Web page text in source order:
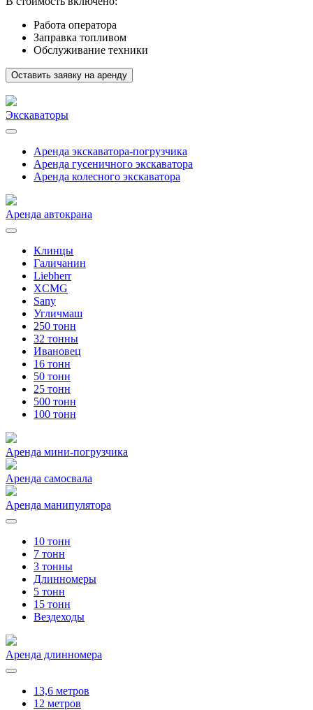
Работа оператора
Заправка топливом
Обслуживание техники
Оставить заявку на аренду
Экскаваторы
Аренда экскаватора-погрузчика
Аренда гусеничного экскаватора
Аренда колесного экскаватора
Аренда автокрана
Клинцы
Галичанин
Liebherr
XCMG
Sany
Угличмаш
250 тонн
32 тонны
Ивановец
16 тонн
50 тонн
25 тонн
500 тонн
100 тонн
Аренда мини-погрузчика
Аренда самосвала
Аренда манипулятора
10 тонн
7 тонн
3 тонны
Длинномеры
5 тонн
15 тонн
Вездеходы
Аренда длинномера
13,6 метров
12 метров